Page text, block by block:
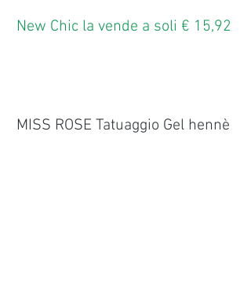
New Chic la vende a soli € 15,92
MISS ROSE Tatuaggio Gel hennè